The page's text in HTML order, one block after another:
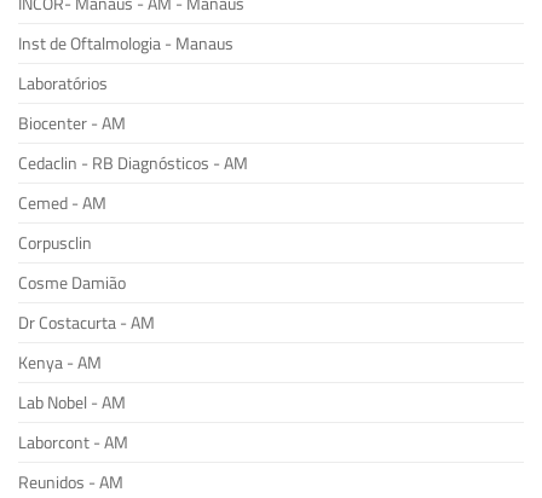
Inst de Oftalmologia - Manaus
Laboratórios
Biocenter - AM
Cedaclin - RB Diagnósticos - AM
Cemed - AM
Corpusclin
Cosme Damião
Dr Costacurta - AM
Kenya - AM
Lab Nobel - AM
Laborcont - AM
Reunidos - AM